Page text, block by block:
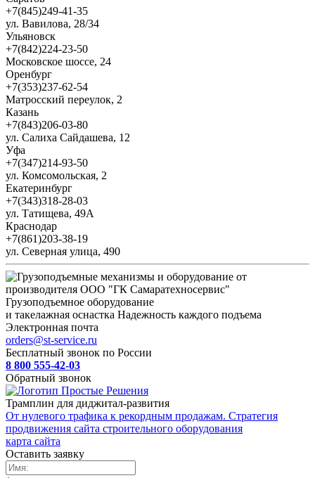
+7(845)249-41-35
ул. Вавилова, 28/34
Ульяновск
+7(842)224-23-50
Московское шоссе, 24
Оренбург
+7(353)237-62-54
Матросский переулок, 2
Казань
+7(843)206-03-80
ул. Салиха Сайдашева, 12
Уфа
+7(347)214-93-50
ул. Комсомольская, 2
Екатеринбург
+7(343)318-28-03
ул. Татищева, 49А
Краснодар
+7(861)203-38-19
ул. Северная улица, 490
Грузоподъемное оборудование
и такелажная оснастка Надежность каждого подъема
Электронная почта
orders@st-service.ru
Бесплатный звонок по России
8 800 555-42-03
Обратный звонок
Трамплин для диджитал-развития
От нулевого трафика к рекордным продажам. Стратегия
продвижения сайта строительного оборудования
карта сайта
Оставить заявку